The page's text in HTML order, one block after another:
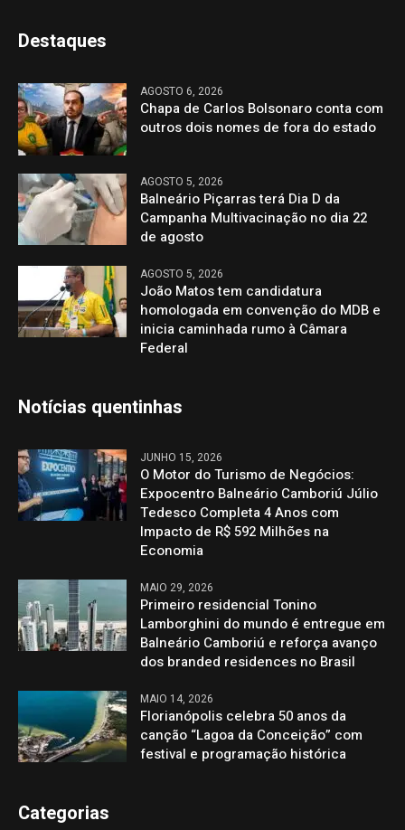
Destaques
AGOSTO 6, 2026
Chapa de Carlos Bolsonaro conta com
outros dois nomes de fora do estado
AGOSTO 5, 2026
Balneário Piçarras terá Dia D da
Campanha Multivacinação no dia 22
de agosto
AGOSTO 5, 2026
João Matos tem candidatura
homologada em convenção do MDB e
inicia caminhada rumo à Câmara
Federal
Notícias quentinhas
JUNHO 15, 2026
O Motor do Turismo de Negócios:
Expocentro Balneário Camboriú Júlio
Tedesco Completa 4 Anos com
Impacto de R$ 592 Milhões na
Economia
MAIO 29, 2026
Primeiro residencial Tonino
Lamborghini do mundo é entregue em
Balneário Camboriú e reforça avanço
dos branded residences no Brasil
MAIO 14, 2026
Florianópolis celebra 50 anos da
canção “Lagoa da Conceição” com
festival e programação histórica
Categorias